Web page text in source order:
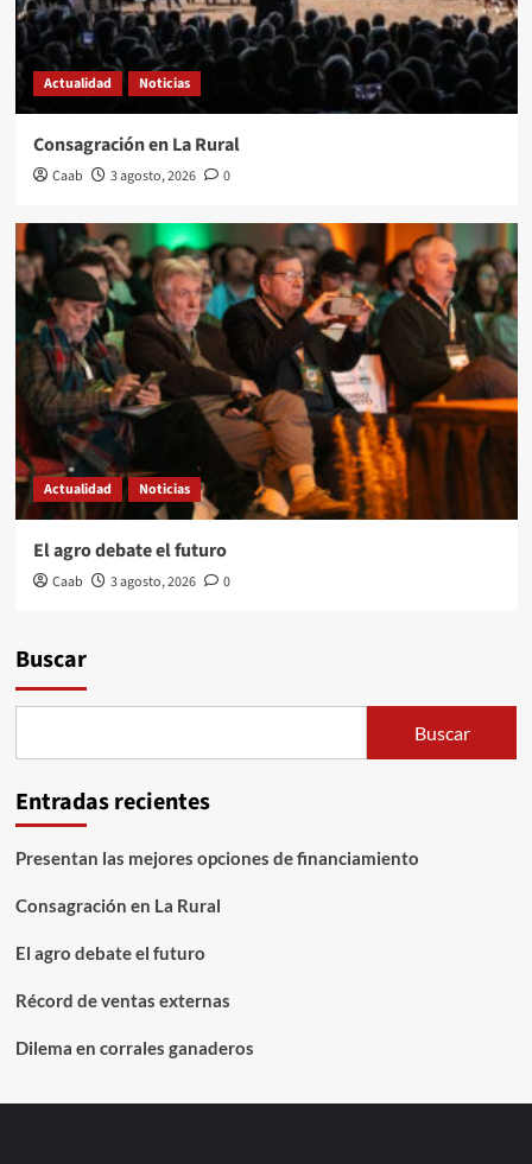
Actualidad Noticias
Consagración en La Rural
Caab 3 agosto, 2026 0
Actualidad Noticias
El agro debate el futuro
Caab 3 agosto, 2026 0
Buscar
Buscar
Entradas recientes
Presentan las mejores opciones de financiamiento
Consagración en La Rural
El agro debate el futuro
Récord de ventas externas
Dilema en corrales ganaderos